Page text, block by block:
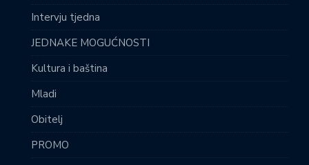
Intervju tjedna
JEDNAKE MOGUĆNOSTI
Kultura i baština
Mladi
Obitelj
PROMO